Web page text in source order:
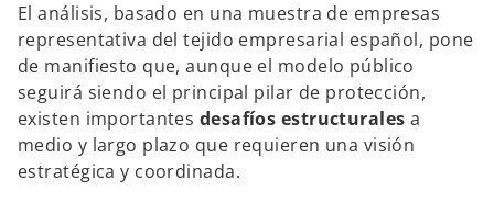
El análisis, basado en una muestra de empresas
representativa del tejido empresarial español, pone
de manifiesto que, aunque el modelo público
seguirá siendo el principal pilar de protección,
existen importantes desafíos estructurales a
medio y largo plazo que requieren una visión
estratégica y coordinada.